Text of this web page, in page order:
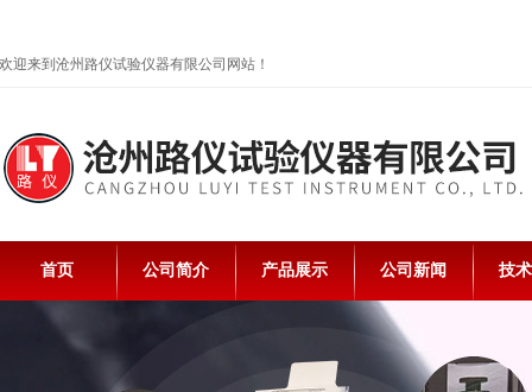
欢迎来到沧州路仪试验仪器有限公司网站！
首页 公司简介 产品展示 公司新闻 技